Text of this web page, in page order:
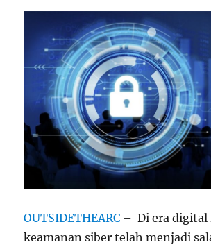
OUTSIDETHEARC – Di era digital
keamanan siber telah menjadi